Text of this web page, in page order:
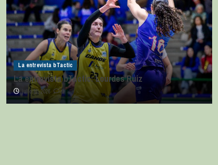
La entrevista bTactic
La entrevista bTactic: Lourdes Ruiz
julio 11, 2026 0